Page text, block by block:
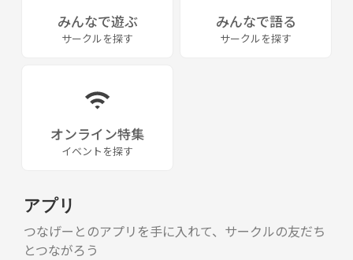
みんなで遊ぶ
サークルを探す
みんなで語る
サークルを探す
オンライン特集
イベントを探す
アプリ
つなげーとのアプリを手に入れて、サークルの友だち
とつながろう